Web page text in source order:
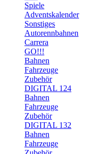
Spiele
Adventskalender
Sonstiges
Autorennbahnen
Carrera
GO!!!
Bahnen
Fahrzeuge
Zubehör
DIGITAL 124
Bahnen
Fahrzeuge
Zubehör
DIGITAL 132
Bahnen
Fahrzeuge